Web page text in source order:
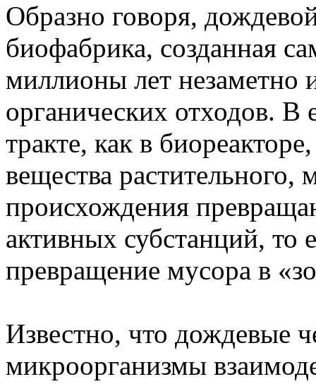
Образно говоря,
биофабрика, созданная
миллионы лет незаметно
органических отходов.
тракте, как в
вещества
происхождения
активных субстанций, то
превращение мусора в
Известно, что дождевые
микроорганизмы